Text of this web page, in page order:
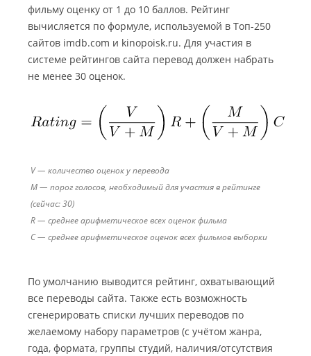
фильму оценку от 1 до 10 баллов. Рейтинг
вычисляется по формуле, используемой в Топ-250
сайтов imdb.com и kinopoisk.ru. Для участия в
системе рейтингов сайта перевод должен набрать
не менее 30 оценок.
V — количество оценок у перевода
M — порог голосов, необходимый для участия в рейтинге
(сейчас: 30)
R — среднее арифметическое всех оценок фильма
C — среднее арифметическое оценок всех фильмов выборки
По умолчанию выводится рейтинг, охватывающий
все переводы сайта. Также есть возможность
сгенерировать списки лучших переводов по
желаемому набору параметров (с учётом жанра,
года, формата, группы студий, наличия/отсутствия